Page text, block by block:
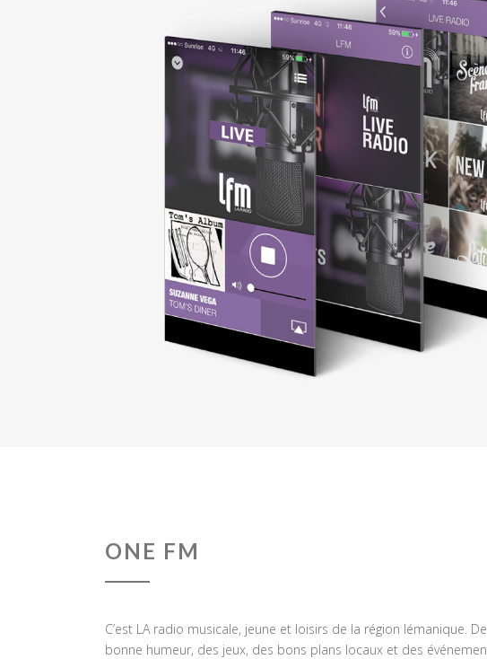
ONE FM
C’est LA radio musicale, jeune et loisirs de la région lémanique.
bonne humeur, des jeux, des bons plans locaux et des